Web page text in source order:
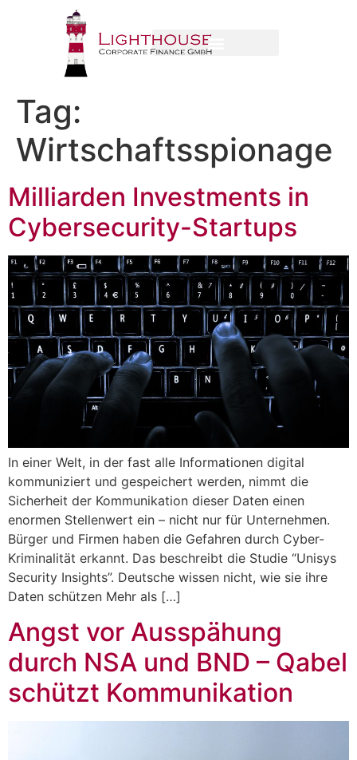
Tag:
Wirtschaftsspionage
Milliarden Investments in
Cybersecurity-Startups
In einer Welt, in der fast alle Informationen digital
kommuniziert und gespeichert werden, nimmt die
Sicherheit der Kommunikation dieser Daten einen
enormen Stellenwert ein – nicht nur für Unternehmen.
Bürger und Firmen haben die Gefahren durch Cyber-
Kriminalität erkannt. Das beschreibt die Studie “Unisys
Security Insights”. Deutsche wissen nicht, wie sie ihre
Daten schützen Mehr als […]
Angst vor Ausspähung
durch NSA und BND – Qabel
schützt Kommunikation